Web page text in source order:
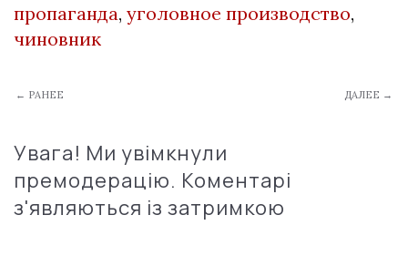
пропаганда, уголовное производство,
чиновник
← РАНЕЕ ДАЛЕЕ →
Увага! Ми увімкнули
премодерацію. Коментарі
з'являються із затримкою